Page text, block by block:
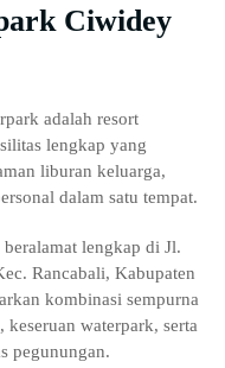
Ciwidey
adalah resort
lengkap yang
liburan keluarga,
dalam satu tempat.
lengkap di Jl.
Rancabali, Kabupaten
kombinasi sempurna
waterpark, serta
pegunungan.